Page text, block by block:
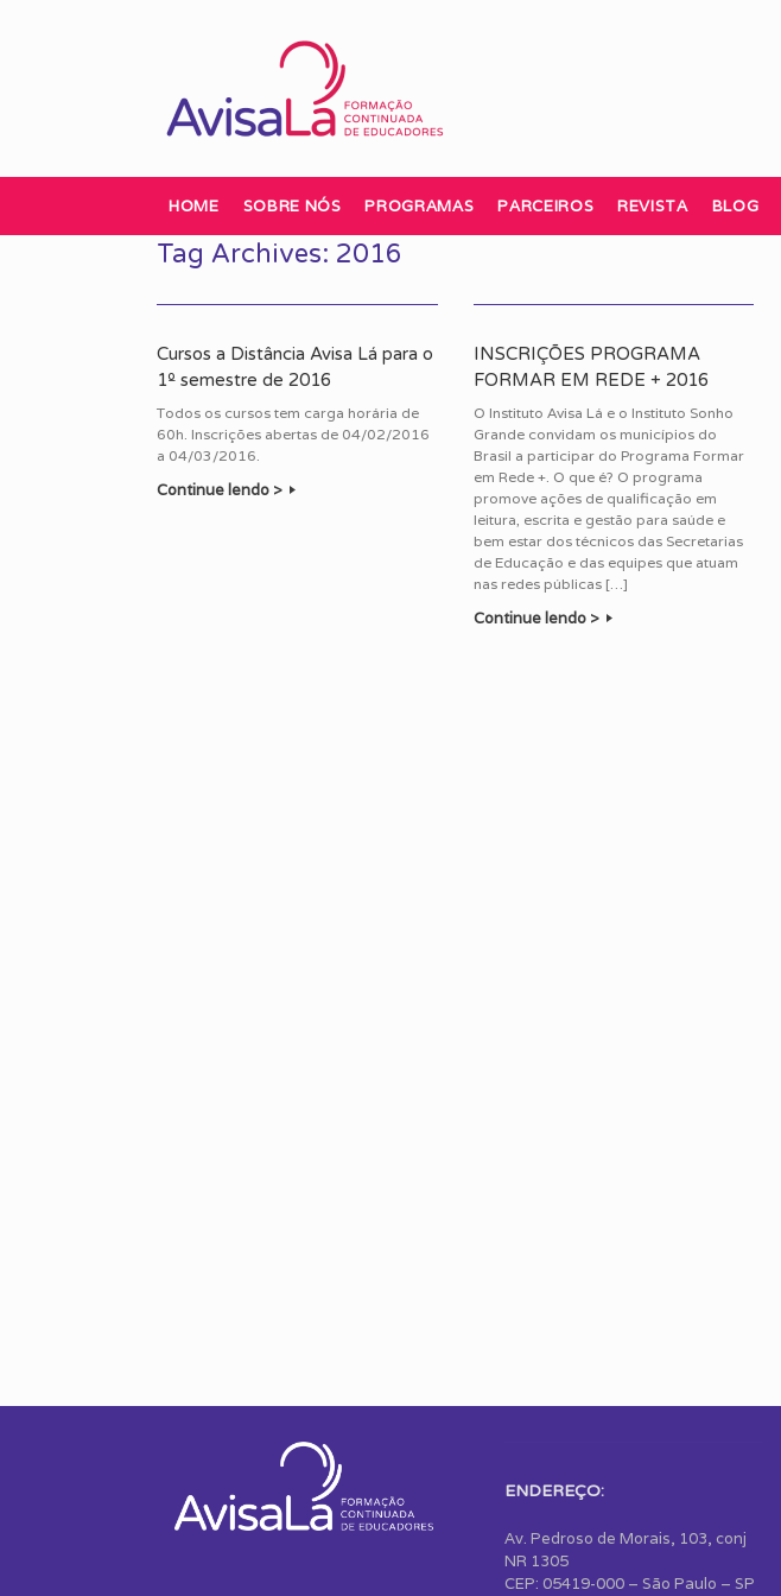
HOME SOBRE NÓS PROGRAMAS PARCEIROS REVISTA BLOG
Tag Archives: 2016
Cursos a Distância Avisa Lá para o
1º semestre de 2016
Todos os cursos tem carga horária de
60h. Inscrições abertas de 04/02/2016
a 04/03/2016.
Continue lendo >
INSCRIÇÕES PROGRAMA
FORMAR EM REDE + 2016
O Instituto Avisa Lá e o Instituto Sonho
Grande convidam os municípios do
Brasil a participar do Programa Formar
em Rede +. O que é? O programa
promove ações de qualificação em
leitura, escrita e gestão para saúde e
bem estar dos técnicos das Secretarias
de Educação e das equipes que atuam
nas redes públicas […]
Continue lendo >
ENDEREÇO:
Av. Pedroso de Morais, 103, conj
NR 1305
CEP: 05419-000 – São Paulo – SP